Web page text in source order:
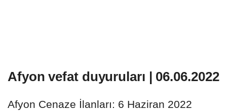
Afyon vefat duyuruları | 06.06.2022
Afyon Cenaze İlanları: 6 Haziran 2022